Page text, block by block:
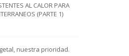
AL CALOR PARA
(PARTE 1)
nuestra prioridad.